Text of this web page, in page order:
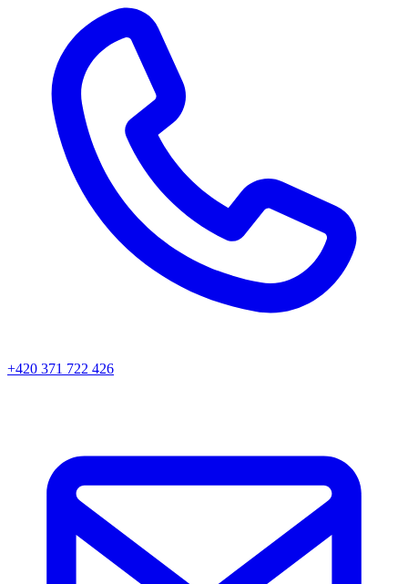
+420 371 722 426